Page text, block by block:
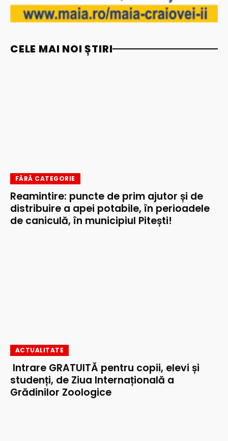
CELE MAI NOI ȘTIRI
FĂRĂ CATEGORIE
Reamintire: puncte de prim ajutor și de
distribuire a apei potabile, în perioadele
de caniculă, în municipiul Pitești!
ACTUALITATE
Intrare GRATUITĂ pentru copii, elevi și
studenți, de Ziua Internațională a
Grădinilor Zoologice